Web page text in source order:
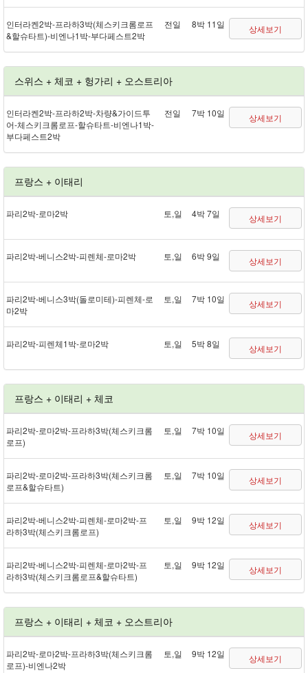
인터라켄 2박 - 프라하 3박(체스키크롬로프
&할슈타트) - 비엔나 1박 - 부다페스트 2박
전일 8박 11일 상세보기
스위스 + 체코 + 헝가리 + 오스트리아
인터라켄 2박 - 프라하 2박 - 차량&가이드투
어 - 체스키크롬로프 - 할슈타트 - 비엔나 1박 -
부다페스트 2박
전일 7박 10일 상세보기
프랑스 + 이태리
파리 2박 - 로마 2박 토,일 4박 7일 상세보기
파리 2박 - 베니스 2박 - 피렌체 - 로마 2박 토,일 6박 9일 상세보기
파리 2박 - 베니스 3박(돌로미테) - 피렌체 - 로
마 2박
토,일 7박 10일 상세보기
파리 2박 - 피렌체 1박 - 로마 2박 토,일 5박 8일 상세보기
프랑스 + 이태리 + 체코
파리 2박 - 로마 2박 - 프라하 3박(체스키크롬
로프)
토,일 7박 10일 상세보기
파리 2박 - 로마 2박 - 프라하 3박(체스키크롬
로프&할슈타트)
토,일 7박 10일 상세보기
파리 2박 - 베니스 2박 - 피렌체 - 로마 2박 - 프
라하 3박(체스키크롬로프)
토,일 9박 12일 상세보기
파리 2박 - 베니스 2박 - 피렌체 - 로마 2박 - 프
라하 3박(체스키크롬로프&할슈타트)
토,일 9박 12일 상세보기
프랑스 + 이태리 + 체코 + 오스트리아
파리 2박 - 로마 2박 - 프라하 3박(체스키크롬
로프) - 비엔나 2박
토,일 9박 12일 상세보기